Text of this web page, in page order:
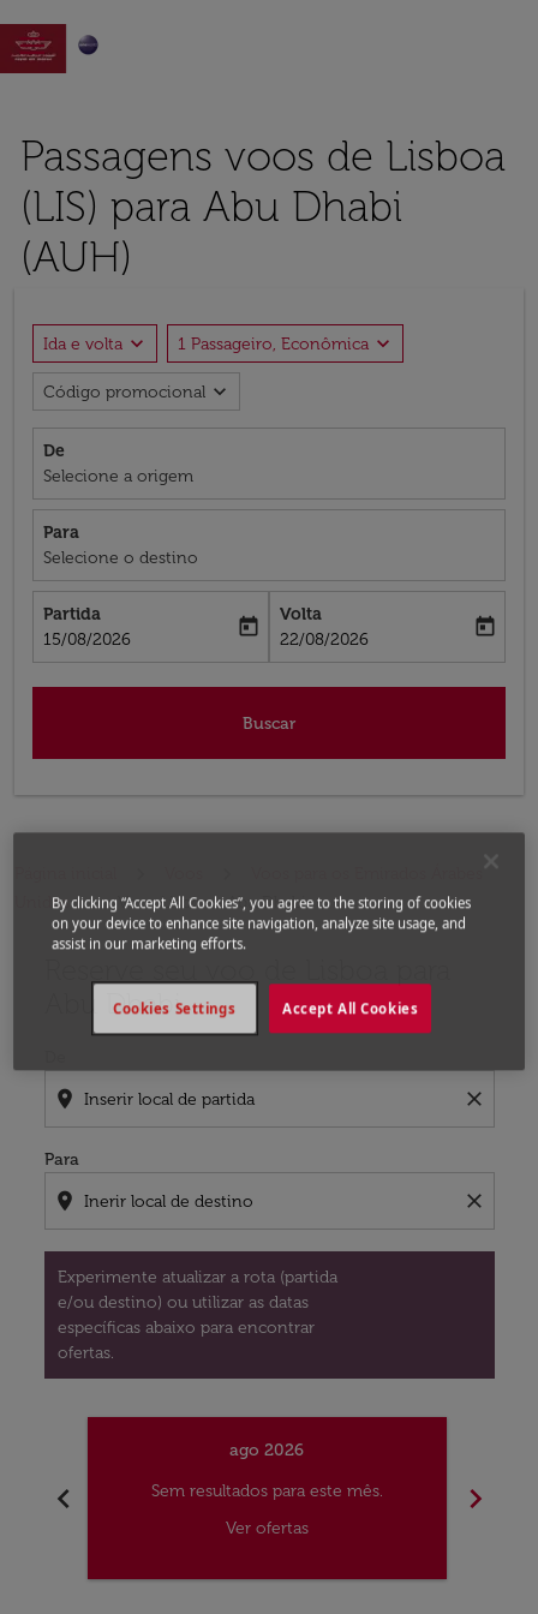

Passagens voos de Lisboa
(LIS) para Abu Dhabi
(AUH)
Ida e volta expand_more 1 Passageiro, Econômica expand_more
Código promocional expand_more
De
Selecione a origem
Para
Selecione o destino
Partida
fc-booking-departure-date-aria-label
15/08/2026
today
Volta
fc-booking-return-date-aria-label
22/08/2026
today
Buscar
Unidos
Voos Lisboa - Abu Dhabi
Abu Dhabi
location_on close
Para
location_on close
Experimente atualizar a rota (partida
e/ou destino) ou utilizar as datas
específicas abaixo para encontrar
ofertas.
chevron_left
ago 2026
Sem resultados para este mês.
Ver ofertas
chevron_right
By clicking “Accept All Cookies”, you agree to the storing of cookies
on your device to enhance site navigation, analyze site usage, and
assist in our marketing efforts.
Accept All Cookies
Cookies Settings